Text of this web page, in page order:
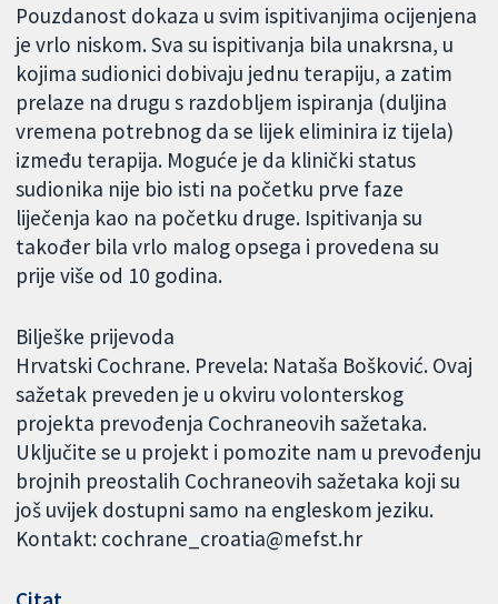
Pouzdanost dokaza u svim ispitivanjima ocijenjena
je vrlo niskom. Sva su ispitivanja bila unakrsna, u
kojima sudionici dobivaju jednu terapiju, a zatim
prelaze na drugu s razdobljem ispiranja (duljina
vremena potrebnog da se lijek eliminira iz tijela)
između terapija. Moguće je da klinički status
sudionika nije bio isti na početku prve faze
liječenja kao na početku druge. Ispitivanja su
također bila vrlo malog opsega i provedena su
prije više od 10 godina.
Bilješke prijevoda
Hrvatski Cochrane. Prevela: Nataša Bošković. Ovaj
sažetak preveden je u okviru volonterskog
projekta prevođenja Cochraneovih sažetaka.
Uključite se u projekt i pomozite nam u prevođenju
brojnih preostalih Cochraneovih sažetaka koji su
još uvijek dostupni samo na engleskom jeziku.
Kontakt: cochrane_croatia@mefst.hr